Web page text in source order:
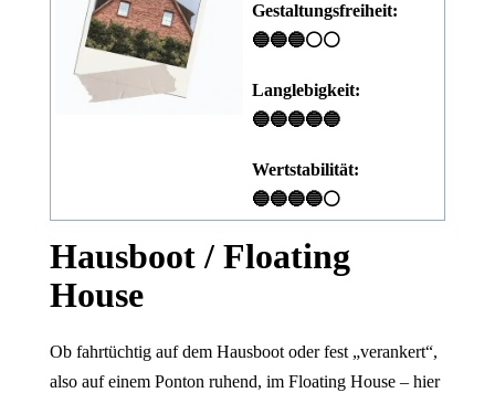
Gestaltungsfreiheit:
🔵🔵🔵⚪⚪
Langlebigkeit:
🔵🔵🔵🔵🔵
Wertstabilität:
🔵🔵🔵🔵⚪
Hausboot / Floating
House
Ob fahrtüchtig auf dem Hausboot oder fest „verankert“,
also auf einem Ponton ruhend, im Floating House – hier